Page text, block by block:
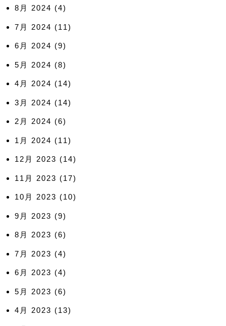
8月 2024 (4)
7月 2024 (11)
6月 2024 (9)
5月 2024 (8)
4月 2024 (14)
3月 2024 (14)
2月 2024 (6)
1月 2024 (11)
12月 2023 (14)
11月 2023 (17)
10月 2023 (10)
9月 2023 (9)
8月 2023 (6)
7月 2023 (4)
6月 2023 (4)
5月 2023 (6)
4月 2023 (13)